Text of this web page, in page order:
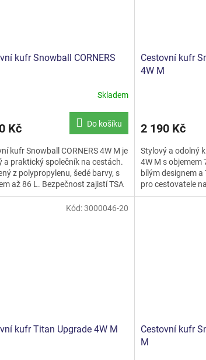
kufr Snowball CORNERS
Skladem
Kč Do košíku
kufr Snowball CORNERS 4W M je
a praktický společník na cestách.
z polypropylenu, šedé barvy, s
až 86 L. Bezpečnost zajistí TSA
a čtyři...
Cestovní kufr
4W M
2 190 Kč
Stylový a odolný
4W M s objemem
bílým designem a
pro cestovatele
66x46x27 cm.
kufr Titan Upgrade 4W M
Kód:3000046-20
Cestovní kufr
M